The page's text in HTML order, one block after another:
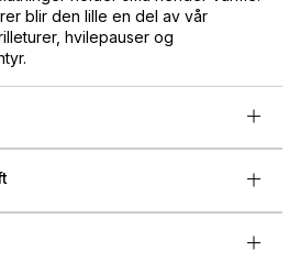
blir den lille en del av vår
hvilepauser og